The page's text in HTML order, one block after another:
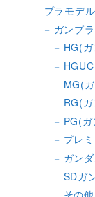
プラモデル
ガンプラ
HG(
MG(
RG(
PG(
プレ
ガン
SDガ